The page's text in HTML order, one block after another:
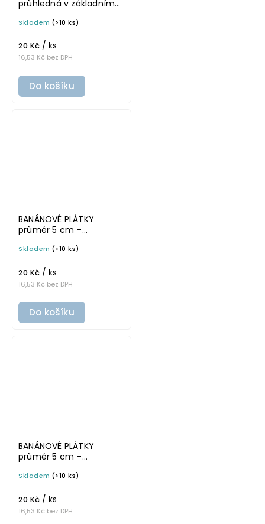
průhledná v základním
samolepka na
Skladem (>10 ks)
16,53 Kč bez DPH
20 Kč / ks
Do košíku
BANÁNOVÉ PLÁTKY
průměr 5 cm –
písmu, omyvatelná
potravinové dózy
Skladem (>10 ks)
16,53 Kč bez DPH
20 Kč / ks
Do košíku
BANÁNOVÉ PLÁTKY
průměr 5 cm –
písmu, omyvatelná
potravinové dózy
Skladem (>10 ks)
16,53 Kč bez DPH
20 Kč / ks